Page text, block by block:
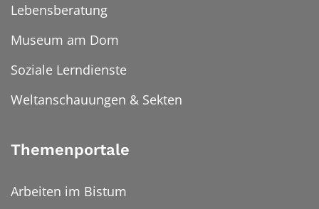
Lebensberatung
Museum am Dom
Soziale Lerndienste
Weltanschauungen & Sekten
Themenportale
Arbeiten im Bistum